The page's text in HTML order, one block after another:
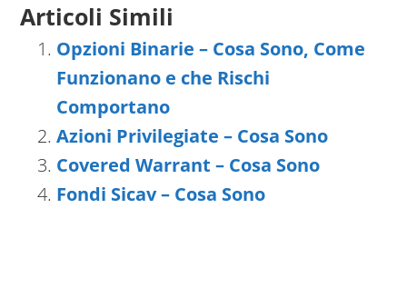
Articoli Simili
Opzioni Binarie – Cosa Sono, Come
Funzionano e che Rischi
Comportano
Azioni Privilegiate – Cosa Sono
Covered Warrant – Cosa Sono
Fondi Sicav – Cosa Sono